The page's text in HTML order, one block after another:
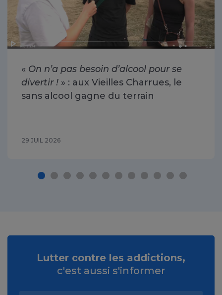
« On n’a pas besoin d’alcool pour se
divertir ! » : aux Vieilles Charrues, le
sans alcool gagne du terrain
29 JUIL 2026
Lutter contre les addictions,
c'est aussi s'informer